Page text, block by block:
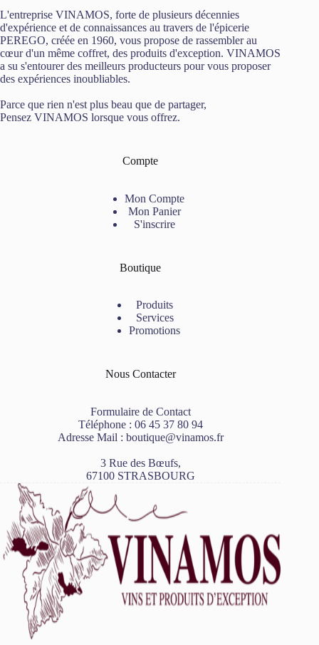
L'entreprise VINAMOS, forte de plusieurs décennies
d'expérience et de connaissances au travers de l'épicerie
PEREGO, créée en 1960, vous propose de rassembler au
cœur d'un même coffret, des produits d'exception. VINAMOS
a su s'entourer des meilleurs producteurs pour vous proposer
des expériences inoubliables.
Parce que rien n'est plus beau que de partager,
Pensez VINAMOS lorsque vous offrez.
Compte
Mon Compte
Mon Panier
S'inscrire
Boutique
Produits
Services
Promotions
Nous Contacter
Formulaire de Contact
Téléphone : 06 45 37 80 94
Adresse Mail : boutique@vinamos.fr
3 Rue des Bœufs,
67100 STRASBOURG